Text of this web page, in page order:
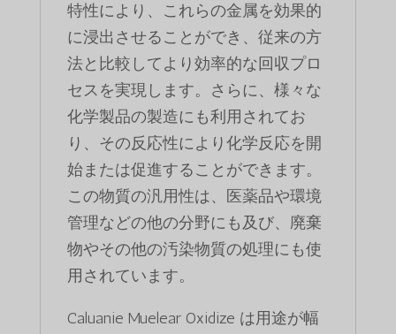
特性により、これらの金属を効果的
に浸出させることができ、従来の方
法と比較してより効率的な回収プロ
セスを実現します。さらに、様々な
化学製品の製造にも利用されてお
り、その反応性により化学反応を開
始または促進することができます。
この物質の汎用性は、医薬品や環境
管理などの他の分野にも及び、廃棄
物やその他の汚染物質の処理にも使
用されています。
Caluanie Muelear Oxidize は用途が幅